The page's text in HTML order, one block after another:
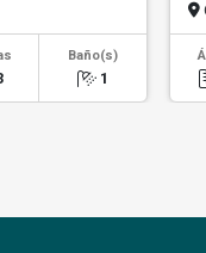
Baño(s)
1